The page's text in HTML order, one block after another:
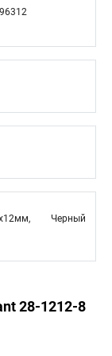
Черный
28-1212-8